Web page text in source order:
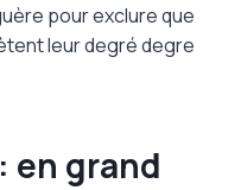
pour exclure que
leur degré degre
en grand